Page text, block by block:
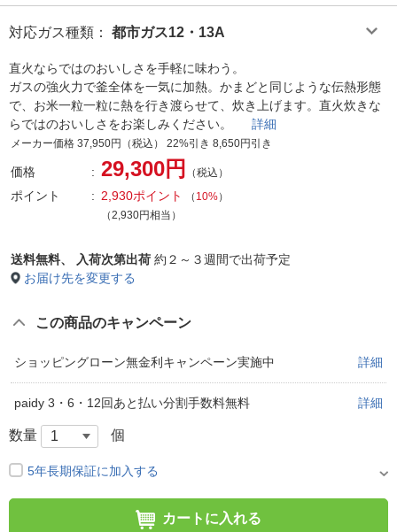
対応ガス種類 ： 都市ガス12・13A
直火ならではのおいしさを手軽に味わう。
ガスの強火力で釜全体を一気に加熱。かまどと同じような伝熱形態
で、お米一粒一粒に熱を行き渡らせて、炊き上げます。直火炊きな
らではのおいしさをお楽しみください。 詳細
メーカー価格 37,950円（税込） 22%引き 8,650円引き
価格 29,300円 （税込）
ポイント 2,930ポイント （ 10%）
（2,930円相当）
送料無料、 入荷次第出荷 約２～３週間で出荷予定
お届け先を変更する
この商品のキャンペーン
ショッピングローン無金利キャンペーン実施中 詳細
paidy 3・6・12回あと払い分割手数料無料 詳細
数量 個
5年長期保証に加入する
カートに入れる